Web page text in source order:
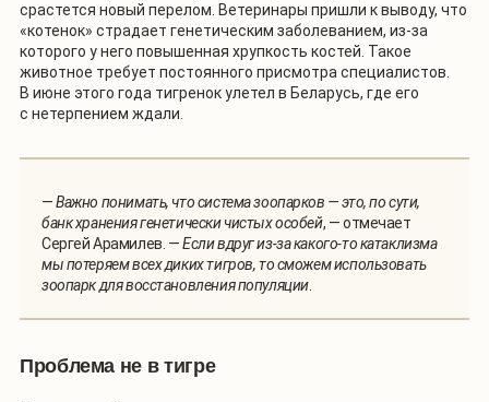
срастется новый перелом. Ветеринары пришли к выводу, что
«котенок» страдает генетическим заболеванием, из-за
которого у него повышенная хрупкость костей. Такое
животное требует постоянного присмотра специалистов.
В июне этого года тигренок улетел в Беларусь, где его
с нетерпением ждали.
—Важно понимать, что система зоопарков — это, по сути,
банк хранения генетически чистых особей, — отмечает
Сергей Арамилев. —Если вдруг из-за какого-то катаклизма
мы потеряем всех диких тигров, то сможем использовать
зоопарк для восстановления популяции.
Проблема не в тигре